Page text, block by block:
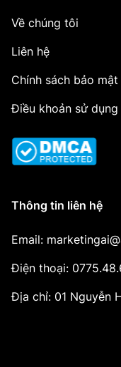
Về chúng tôi
Liên hệ
Chính sách bảo mật
Điều khoản sử dụng
Thông tin liên hệ
Email:
Điện thoại:
Địa chỉ: 01 Nguyễn